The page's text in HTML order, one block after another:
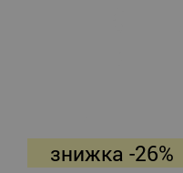
знижка -26%